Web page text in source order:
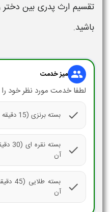
تقسیم ارث پدری بین
باشید.
group میز خدمت
لطفا خدمت مورد نظر خود را
check بسته برنزی (15 دقیقه ای) تقسیم ارث پدر و مصادیق آن
check
آن
check
بسته
آن